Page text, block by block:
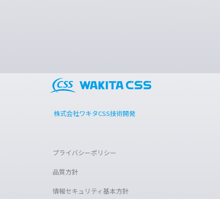
プライバシーポリシー
品質方針
情報セキュリティ基本方針